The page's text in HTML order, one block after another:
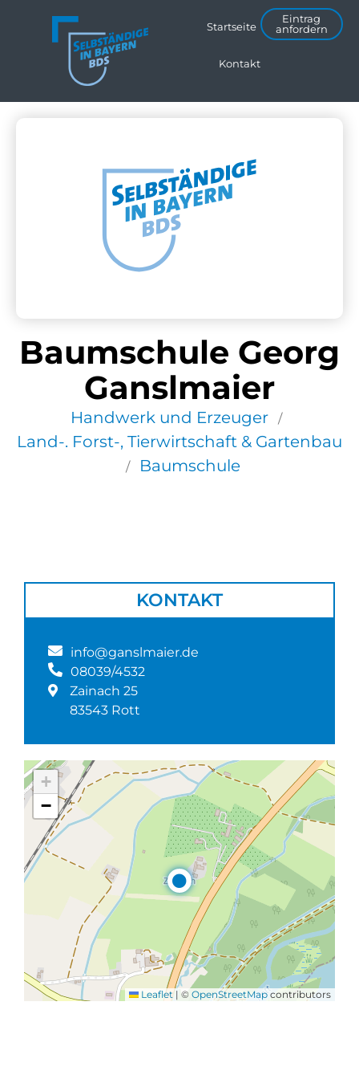
Startseite
Kontakt
Eintrag
anfordern
Baumschule Georg
Ganslmaier
Handwerk und Erzeuger /
Land-. Forst-, Tierwirtschaft & Gartenbau
/ Baumschule
KONTAKT
info@ganslmaier.de
08039/4532
Zainach 25
83543 Rott
+
−
Leaflet | © OpenStreetMapcontributors